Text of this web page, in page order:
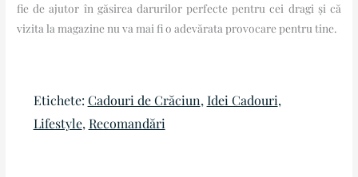
fie de ajutor în găsirea darurilor perfecte pentru cei dragi și că
vizita la magazine nu va mai fi o adevărata provocare pentru tine.
Etichete: Cadouri de Crăciun, Idei Cadouri,
Lifestyle, Recomandări